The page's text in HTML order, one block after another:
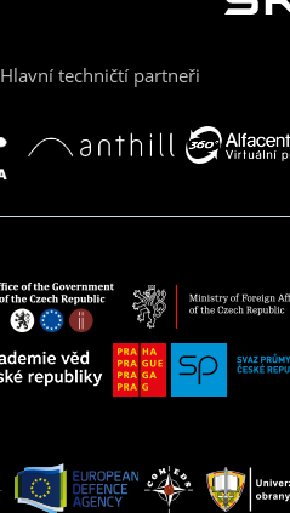
Hlavní techničtí partneři